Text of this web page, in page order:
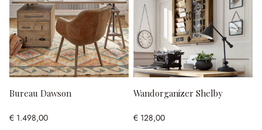
Bureau Dawson
€ 1.498,00
Wandorganizer Shelby
€ 128,00